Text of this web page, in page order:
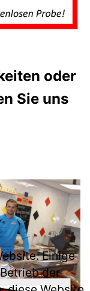
oder
Sie uns
Einige
der